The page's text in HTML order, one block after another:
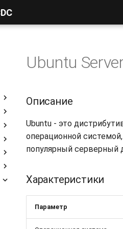
Ubuntu
Описание
Ubuntu - это
операционной
популярный серверный
Характеристики
Параметр